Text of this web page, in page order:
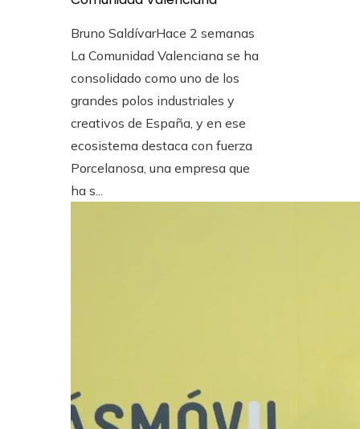
Bruno SaldívarHace 2 semanas
La Comunidad Valenciana se ha
consolidado como uno de los
grandes polos industriales y
creativos de España, y en ese
ecosistema destaca con fuerza
Porcelanosa, una empresa que
ha s...